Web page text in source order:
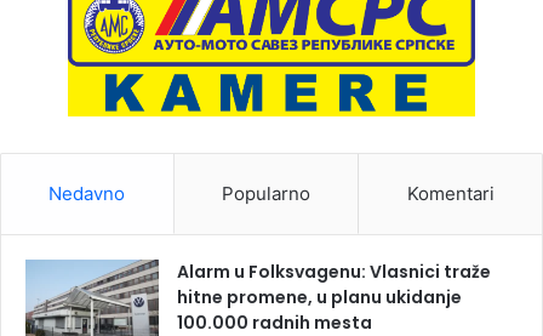
Nedavno Popularno Komentari
Alarm u Folksvagenu: Vlasnici traže
hitne promene, u planu ukidanje
100.000 radnih mesta